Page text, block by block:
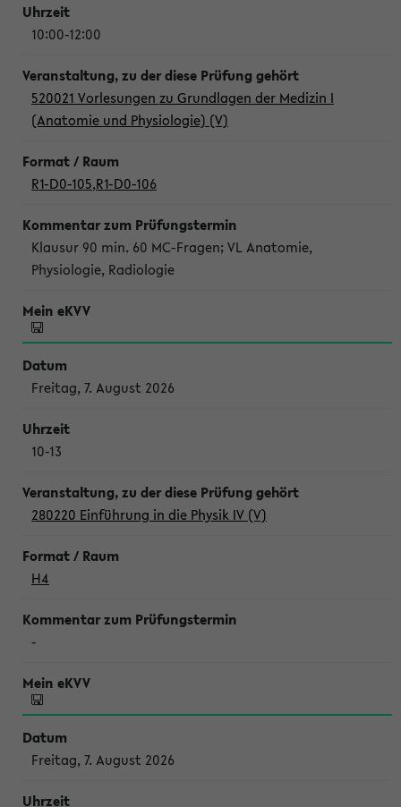
10:00-12:00
520021 Vorlesungen zu Grundlagen der Medizin I
(Anatomie und Physiologie) (V)
R1-D0-105,R1-D0-106
Klausur 90 min. 60 MC-Fragen; VL Anatomie,
Physiologie, Radiologie
Freitag, 7. August 2026
10-13
280220 Einführung in die Physik IV (V)
H4
-
Freitag, 7. August 2026